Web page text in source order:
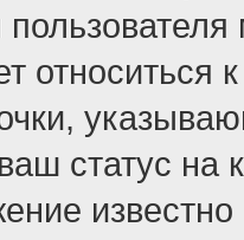
относиться
статус